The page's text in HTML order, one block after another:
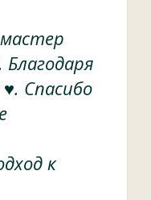
Благодаря
♥. Спасибо
к